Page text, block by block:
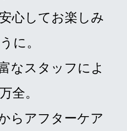
心してお楽しみ
に。
なスタッフによ
全。
らアフターケア